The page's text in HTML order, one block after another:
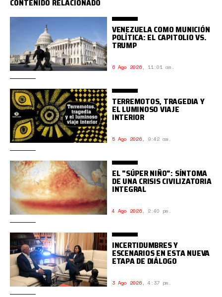
CONTENIDO RELACIONADO
VENEZUELA COMO MUNICIÓN
POLÍTICA: EL CAPITOLIO VS.
TRUMP
6 Ago 2026, 11:01 am.
TERREMOTOS, TRAGEDIA Y
EL LUMINOSO VIAJE
INTERIOR
5 Ago 2026, 9:42 am.
EL "SÚPER NIÑO": SÍNTOMA
DE UNA CRISIS CIVILIZATORIA
INTEGRAL
4 Ago 2026, 2:40 pm.
INCERTIDUMBRES Y
ESCENARIOS EN ESTA NUEVA
ETAPA DE DIÁLOGO
3 Ago 2026, 4:37 pm.